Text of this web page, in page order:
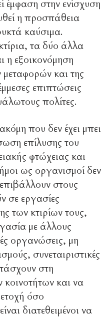
έμφαση στην ενίσχυση
η προσπάθεια
καύσιμα.
τα δύο άλλα
η εξοικονόμηση
μεταφορών και της
επιπτώσεις
πολίτες.
που δεν έχει μπει
επίλυσης του
φτώχειας και
ως οργανισμοί δεν
στους
σε εργασίες
των κτιρίων τους,
με άλλους
οργανώσεις, μη
συνεταιριστικές
στη
κοινοτήτων και να
όσο
διατεθειμένοι να